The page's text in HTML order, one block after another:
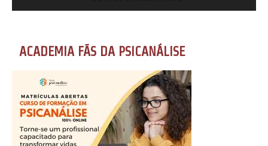
ACADEMIA FÃS DA PSICANÁLISE